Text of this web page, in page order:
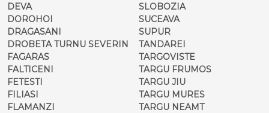
DEVA
DOROHOI
DRAGASANI
DROBETA TURNU SEVERIN
FAGARAS
FALTICENI
FETESTI
FILIASI
FLAMANZI
SLOBOZIA
SUCEAVA
SUPUR
TANDAREI
TARGOVISTE
TARGU FRUMOS
TARGU JIU
TARGU MURES
TARGU NEAMT